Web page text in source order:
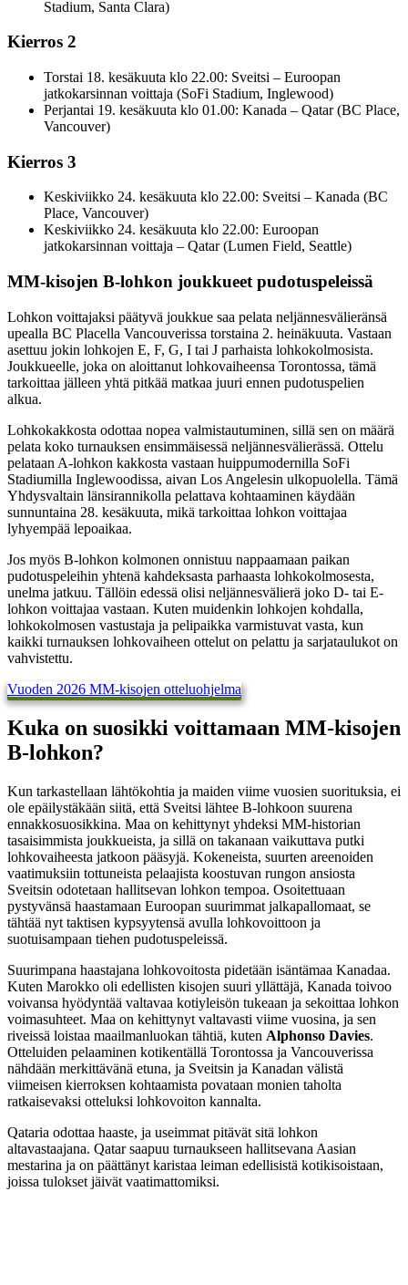
Stadium, Santa Clara)
Kierros 2
Torstai 18. kesäkuuta klo 22.00: Sveitsi – Euroopan
jatkokarsinnan voittaja (SoFi Stadium, Inglewood)
Perjantai 19. kesäkuuta klo 01.00: Kanada – Qatar (BC Place,
Vancouver)
Kierros 3
Keskiviikko 24. kesäkuuta klo 22.00: Sveitsi – Kanada (BC
Place, Vancouver)
Keskiviikko 24. kesäkuuta klo 22.00: Euroopan
jatkokarsinnan voittaja – Qatar (Lumen Field, Seattle)
MM-kisojen B-lohkon joukkueet pudotuspeleissä
Lohkon voittajaksi päätyvä joukkue saa pelata neljännesvälieränsä
upealla BC Placella Vancouverissa torstaina 2. heinäkuuta. Vastaan
asettuu jokin lohkojen E, F, G, I tai J parhaista lohkokolmosista.
Joukkueelle, joka on aloittanut lohkovaiheensa Torontossa, tämä
tarkoittaa jälleen yhtä pitkää matkaa juuri ennen pudotuspelien
alkua.
Lohkokakkosta odottaa nopea valmistautuminen, sillä sen on määrä
pelata koko turnauksen ensimmäisessä neljännesvälierässä. Ottelu
pelataan A-lohkon kakkosta vastaan huippumodernilla SoFi
Stadiumilla Inglewoodissa, aivan Los Angelesin ulkopuolella. Tämä
Yhdysvaltain länsirannikolla pelattava kohtaaminen käydään
sunnuntaina 28. kesäkuuta, mikä tarkoittaa lohkon voittajaa
lyhyempää lepoaikaa.
Jos myös B-lohkon kolmonen onnistuu nappaamaan paikan
pudotuspeleihin yhtenä kahdeksasta parhaasta lohkokolmosesta,
unelma jatkuu. Tällöin edessä olisi neljännesvälierä joko D- tai E-
lohkon voittajaa vastaan. Kuten muidenkin lohkojen kohdalla,
lohkokolmosen vastustaja ja pelipaikka varmistuvat vasta, kun
kaikki turnauksen lohkovaiheen ottelut on pelattu ja sarjataulukot on
vahvistettu.
Vuoden 2026 MM-kisojen otteluohjelma
Kuka on suosikki voittamaan MM-kisojen
B-lohkon?
Kun tarkastellaan lähtökohtia ja maiden viime vuosien suorituksia, ei
ole epäilystäkään siitä, että Sveitsi lähtee B-lohkoon suurena
ennakkosuosikkina. Maa on kehittynyt yhdeksi MM-historian
tasaisimmista joukkueista, ja sillä on takanaan vaikuttava putki
lohkovaiheesta jatkoon pääsyjä. Kokeneista, suurten areenoiden
vaatimuksiin tottuneista pelaajista koostuvan rungon ansiosta
Sveitsin odotetaan hallitsevan lohkon tempoa. Osoitettuaan
pystyvänsä haastamaan Euroopan suurimmat jalkapallomaat, se
tähtää nyt taktisen kypsyytensä avulla lohkovoittoon ja
suotuisampaan tiehen pudotuspeleissä.
Suurimpana haastajana lohkovoitosta pidetään isäntämaa Kanadaa.
Kuten Marokko oli edellisten kisojen suuri yllättäjä, Kanada toivoo
voivansa hyödyntää valtavaa kotiyleisön tukeaan ja sekoittaa lohkon
voimasuhteet. Maa on kehittynyt valtavasti viime vuosina, ja sen
riveissä loistaa maailmanluokan tähtiä, kuten Alphonso Davies.
Otteluiden pelaaminen kotikentällä Torontossa ja Vancouverissa
nähdään merkittävänä etuna, ja Sveitsin ja Kanadan välistä
viimeisen kierroksen kohtaamista povataan monien taholta
ratkaisevaksi otteluksi lohkovoiton kannalta.
Qataria odottaa haaste, ja useimmat pitävät sitä lohkon
altavastaajana. Qatar saapuu turnaukseen hallitsevana Aasian
mestarina ja on päättänyt karistaa leiman edellisistä kotikisoistaan,
joissa tulokset jäivät vaatimattomiksi.